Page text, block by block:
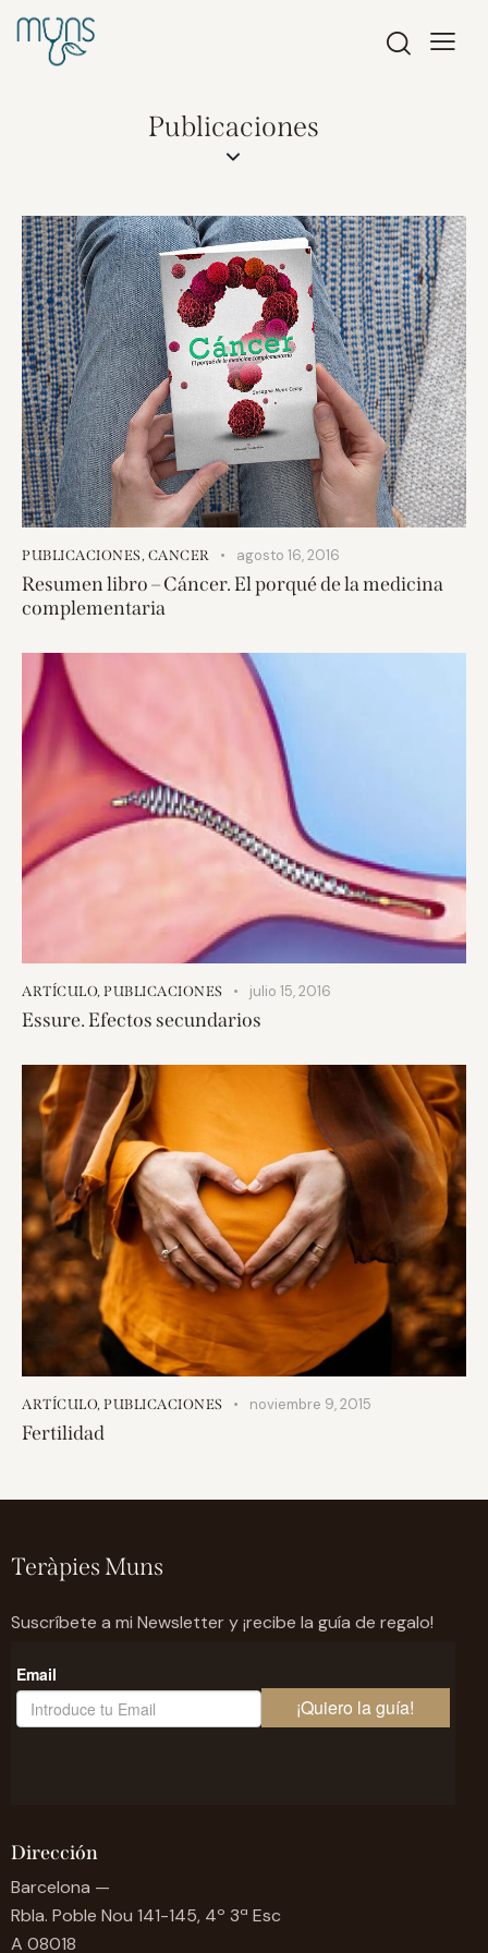
Publicaciones
PUBLICACIONES, CANCER agosto 16, 2016
Resumen libro – Cáncer. El porqué de la medicina
complementaria
ARTÍCULO, PUBLICACIONES julio 15, 2016
Essure. Efectos secundarios
ARTÍCULO, PUBLICACIONES noviembre 9, 2015
Fertilidad
Teràpies Muns
Suscríbete a mi Newsletter y ¡recibe la guía de regalo!
Dirección
Barcelona —
Rbla. Poble Nou 141-145, 4º 3ª Esc
A 08018